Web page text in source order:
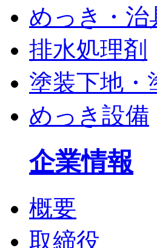
めっき・治
排水処理剤
塗装下地・
めっき設備
企業情報
概要
取締役